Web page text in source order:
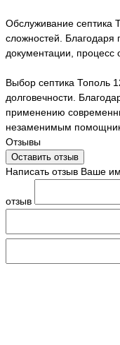
Обслуживание септика
сложностей. Благодаря
документации, процесс
Выбор септика Тополь
долговечности.
применению
незаменимым
Отзывы
Оставить отзыв
Написать отзыв Ваше
отзыв